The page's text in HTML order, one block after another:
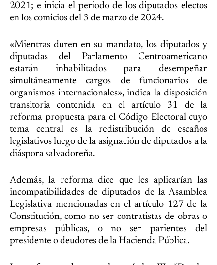
2021; e inicia el periodo de los diputados electos
en los comicios del 3 de marzo de 2024.
«Mientras duren en su mandato, los diputados y
diputadas del Parlamento Centroamericano
estarán inhabilitados para desempeñar
simultáneamente cargos de funcionarios de
organismos internacionales», indica la disposición
transitoria contenida en el artículo 31 de la
reforma propuesta para el Código Electoral cuyo
tema central es la redistribución de escaños
legislativos luego de la asignación de diputados a la
diáspora salvadoreña.
Además, la reforma dice que les aplicarían las
incompatibilidades de diputados de la Asamblea
Legislativa mencionadas en el artículo 127 de la
Constitución, como no ser contratistas de obras o
empresas públicas, o no ser parientes del
presidente o deudores de la Hacienda Pública.